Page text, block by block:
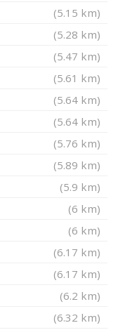
(5.15 km)
(5.28 km)
(5.47 km)
(5.61 km)
(5.64 km)
(5.64 km)
(5.76 km)
(5.89 km)
(5.9 km)
(6 km)
(6 km)
(6.17 km)
(6.17 km)
(6.2 km)
(6.32 km)